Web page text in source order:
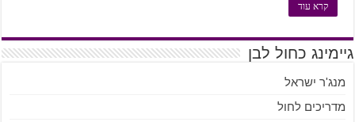
קרא עוד
גיימינג כחול לבן
מנג'ר ישראל
מדריכים לחול